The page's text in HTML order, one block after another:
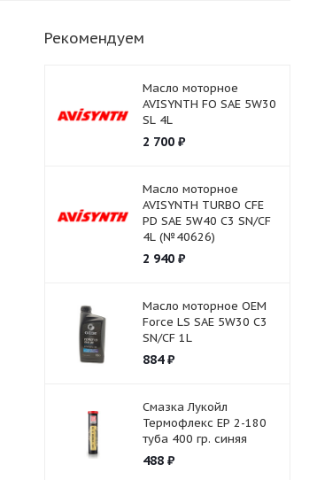
Рекомендуем
Масло моторное
AVISYNTH FO SAE 5W30
SL 4L
2 700₽
Масло моторное
AVISYNTH TURBO СFE
PD SAE 5W40 C3 SN/CF
4L (№40626)
2 940₽
Масло моторное OEM
Force LS SAE 5W30 C3
SN/CF 1L
884₽
Смазка Лукойл
Термофлекс ЕР 2-180
туба 400 гр. синяя
488₽